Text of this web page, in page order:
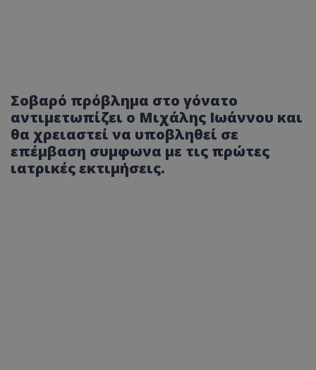
Σοβαρό πρόβλημα στο γόνατο
αντιμετωπίζει ο Μιχάλης Ιωάννου και
θα χρειαστεί να υποβληθεί σε
επέμβαση συμφωνα με τις πρώτες
ιατρικές εκτιμήσεις.